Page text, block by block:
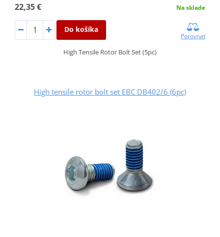
22,35 € Na sklade
Do košíka
Porovnať
High Tensile Rotor Bolt Set (5pc)
High tensile rotor bolt set EBC DB402/6 (6pc)